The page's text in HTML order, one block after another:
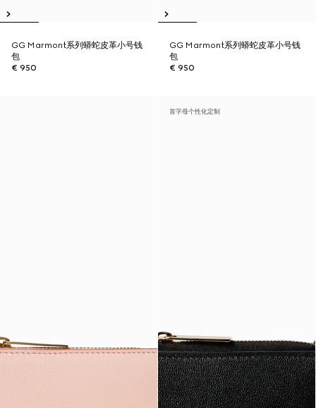
GG Marmont系列蟒蛇皮革小号钱
包
€ 950
GG Marmont系列蟒蛇皮革小号钱
包
€ 950
首字母个性化定制